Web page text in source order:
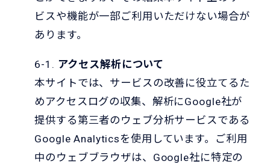
ビスや機能が一部ご利用いただけない場合が
あります。
6-1. アクセス解析について
本サイトでは、サービスの改善に役立てるた
めアクセスログの収集、解析にGoogle社が
提供する第三者のウェブ分析サービスである
Google Analyticsを使用しています。ご利用
中のウェブブラウザは、Google社に特定の